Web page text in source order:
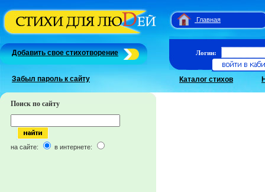
Главная
Добавить свое стихотворение
Забыл пароль к сайту
Логин:
Каталог стихов
Поиск по сайту
на сайте: в интернете: